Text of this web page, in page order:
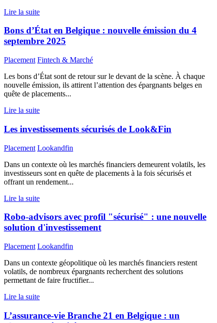
Lire la suite
Bons d’État en Belgique : nouvelle émission du 4
septembre 2025
Placement Fintech & Marché
Les bons d’État sont de retour sur le devant de la scène. À chaque
nouvelle émission, ils attirent l’attention des épargnants belges en
quête de placements...
Lire la suite
Les investissements sécurisés de Look&Fin
Placement Lookandfin
Dans un contexte où les marchés financiers demeurent volatils, les
investisseurs sont en quête de placements à la fois sécurisés et
offrant un rendement...
Lire la suite
Robo-advisors avec profil "sécurisé" : une nouvelle
solution d'investissement
Placement Lookandfin
Dans un contexte géopolitique où les marchés financiers restent
volatils, de nombreux épargnants recherchent des solutions
permettant de faire fructifier...
Lire la suite
L’assurance-vie Branche 21 en Belgique : un